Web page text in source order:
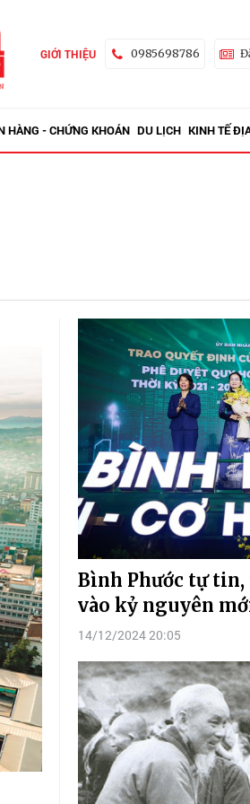
GIỚI THIỆU 0985698786
HÀNG - CHỨNG KHOÁN DU LỊCH KINH TẾ
Bình Phước tự tin,
vào kỷ nguyên
14/12/2024 20:05